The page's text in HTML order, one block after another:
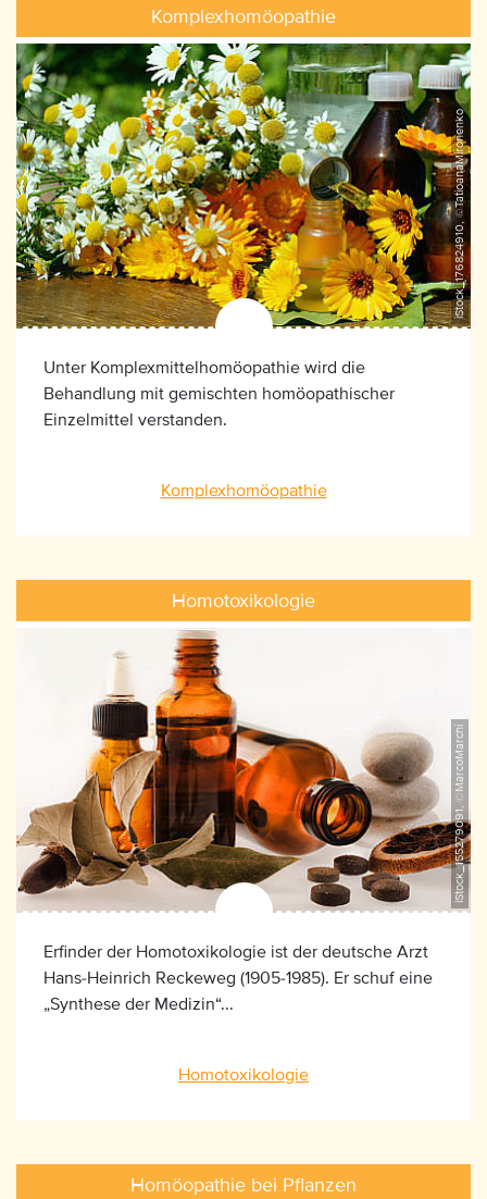
Komplexhomöopathie
iStock_176824910, ©TatioanaMironenko
Unter Komplexmittelhomöopathie wird die
Behandlung mit gemischten homöopathischer
Einzelmittel verstanden.
Komplexhomöopathie
Homotoxikologie
iStock_155279091, ©MarcoMarchi
Erfinder der Homotoxikologie ist der deutsche Arzt
Hans-Heinrich Reckeweg (1905-1985). Er schuf eine
„Synthese der Medizin“...
Homotoxikologie
Homöopathie bei Pflanzen